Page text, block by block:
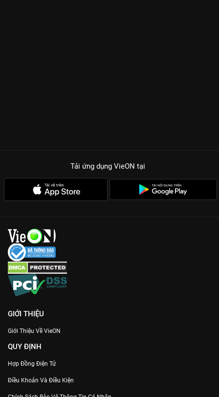
Tải ứng dụng VieON tại
GIỚI THIỆU
Giới Thiệu Về VieON
QUY ĐỊNH
Hợp Đồng Điện Tử
Điều Khoản Và Điều Kiện